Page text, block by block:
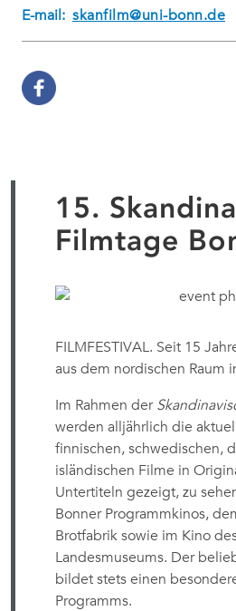
E-mail: skanfilm@uni-bonn.de
15.
Filmtage
FILMFESTIVAL. Seit 15
aus dem nordischen Raum
Im Rahmen der
werden alljährlich die
finnischen, schwedischen,
isländischen Filme in
Untertiteln gezeigt, zu
Bonner Programmkinos,
Brotfabrik sowie im Kino
Landesmuseums. Der
bildet stets einen
Programms.